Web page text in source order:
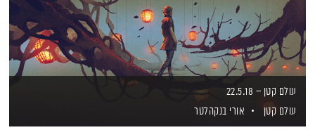
עולם קטן – 22.5.18
עולם קטן
אורי בנקהלטר